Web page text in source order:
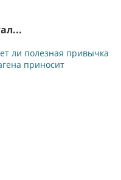
ли полезная привычка
приносит